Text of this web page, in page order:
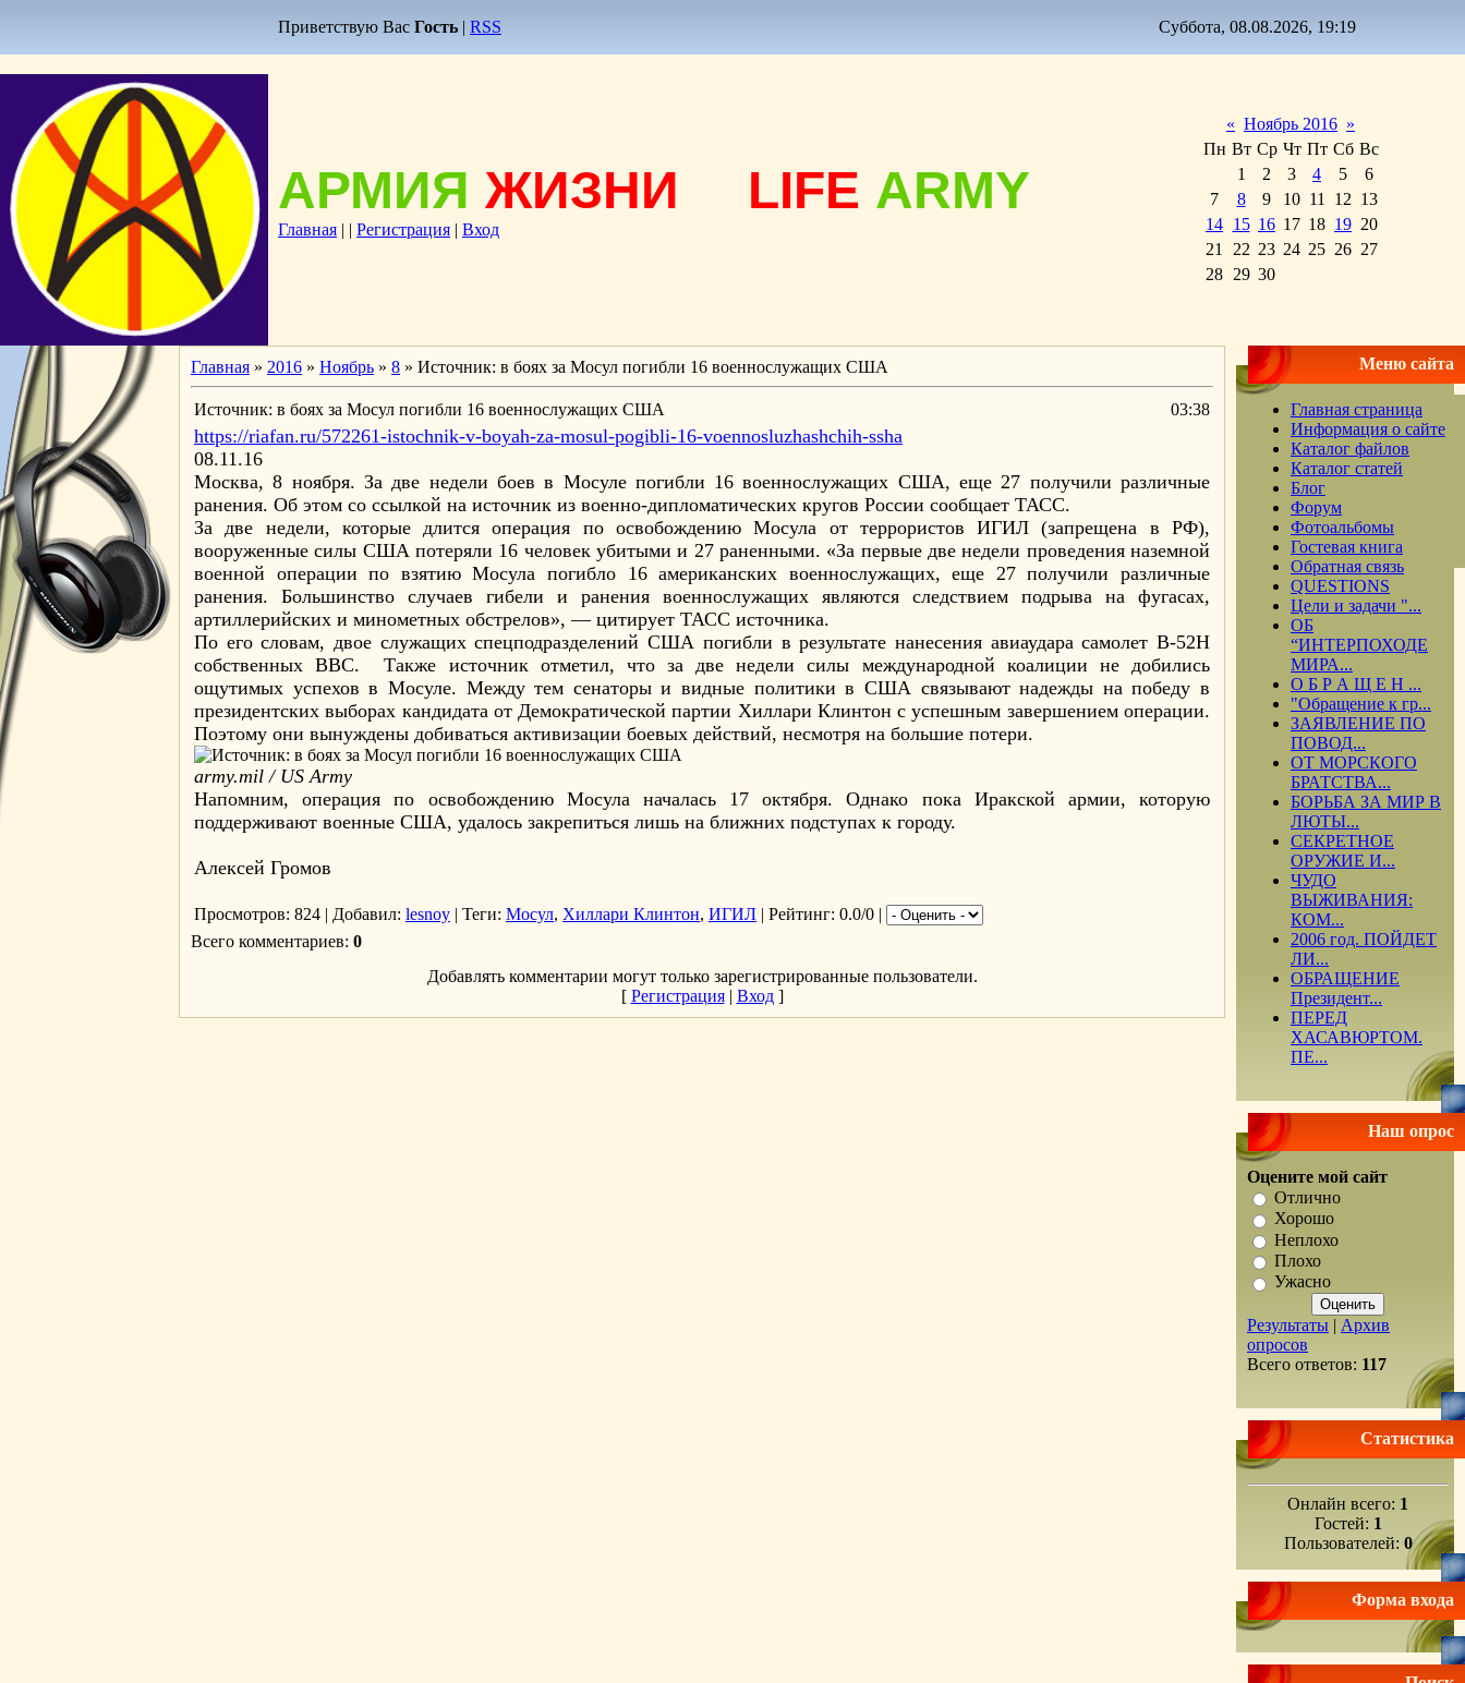
Приветствую Вас Гость | RSS Суббота, 08.08.2026, 19:19
АРМИЯ ЖИЗНИ LIFE ARMY
Главная | | Регистрация | Вход
« Ноябрь 2016 »
Пн Вт Ср Чт Пт Сб Вс
1
2 3 4 5
6
7
8 9 10 11 12 13
14 15 16 17 18 19 20
21
22 23 24 25 26 27
28 29 30
Главная » 2016 » Ноябрь » 8 » Источник: в боях за Мосул погибли 16 военнослужащих США
Источник: в боях за Мосул погибли 16 военнослужащих США 03:38
https://riafan.ru/572261-istochnik-v-boyah-za-mosul-pogibli-16-voennosluzhashchih-ssha
08.11.16
Москва, 8 ноября. За две недели боев в Мосуле погибли 16 военнослужащих США, еще 27 получили различные
ранения. Об этом со ссылкой на источник из военно-дипломатических кругов России сообщает ТАСС.
За две недели, которые длится операция по освобождению Мосула от террористов ИГИЛ (запрещена в РФ),
вооруженные силы США потеряли 16 человек убитыми и 27 раненными. «За первые две недели проведения наземной
военной операции по взятию Мосула погибло 16 американских военнослужащих, еще 27 получили различные
ранения. Большинство случаев гибели и ранения военнослужащих являются следствием подрыва на фугасах,
артиллерийских и минометных обстрелов», — цитирует ТАСС источника.
По его словам, двое служащих спецподразделений США погибли в результате нанесения авиаудара самолет B-52H
собственных ВВС. Также источник отметил, что за две недели силы международной коалиции не добились
ощутимых успехов в Мосуле. Между тем сенаторы и видные политики в США связывают надежды на победу в
президентских выборах кандидата от Демократической партии Хиллари Клинтон с успешным завершением операции.
Поэтому они вынуждены добиваться активизации боевых действий, несмотря на большие потери.
army.mil / US Army
Напомним, операция по освобождению Мосула началась 17 октября. Однако пока Иракской армии, которую
поддерживают военные США, удалось закрепиться лишь на ближних подступах к городу.
Алексей Громов
Просмотров: 824 | Добавил: lesnoy | Теги: Мосул, Хиллари Клинтон, ИГИЛ | Рейтинг: 0.0/0 |
Всего комментариев: 0
Добавлять комментарии могут только зарегистрированные пользователи.
[ Регистрация| Вход]
Меню сайта
Главная страница
Информация о сайте
Каталог файлов
Каталог статей
Блог
Форум
Фотоальбомы
Гостевая книга
Обратная связь
QUESTIONS
Цели и задачи "...
ОБ
“ИНТЕРПОХОДЕ
МИРА...
О Б Р А Щ Е Н ...
"Обращение к гр...
ЗАЯВЛЕНИЕ ПО
ПОВОД...
ОТ МОРСКОГО
БРАТСТВА...
БОРЬБА ЗА МИР В
ЛЮТЫ...
СЕКРЕТНОЕ
ОРУЖИЕ И...
ЧУДО
ВЫЖИВАНИЯ:
КОМ...
2006 год. ПОЙДЕТ
ЛИ...
ОБРАЩЕНИЕ
Президент...
ПЕРЕД
ХАСАВЮРТОМ.
ПЕ...
Наш опрос
Оцените мой сайт
Отлично
Хорошо
Неплохо
Плохо
Ужасно
Результаты | Архив
опросов
Всего ответов: 117
Статистика
Онлайн всего: 1
Гостей: 1
Пользователей: 0
Форма входа